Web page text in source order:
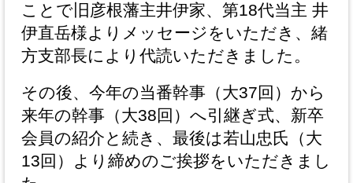
ことで旧彦根藩主井伊家、第18代当主 井
伊直岳様よりメッセージをいただき、緒
方支部長により代読いただきました。
その後、今年の当番幹事（大37回）から
来年の幹事（大38回）へ引継ぎ式、新卒
会員の紹介と続き、最後は若山忠氏（大
13回）より締めのご挨拶をいただきまし